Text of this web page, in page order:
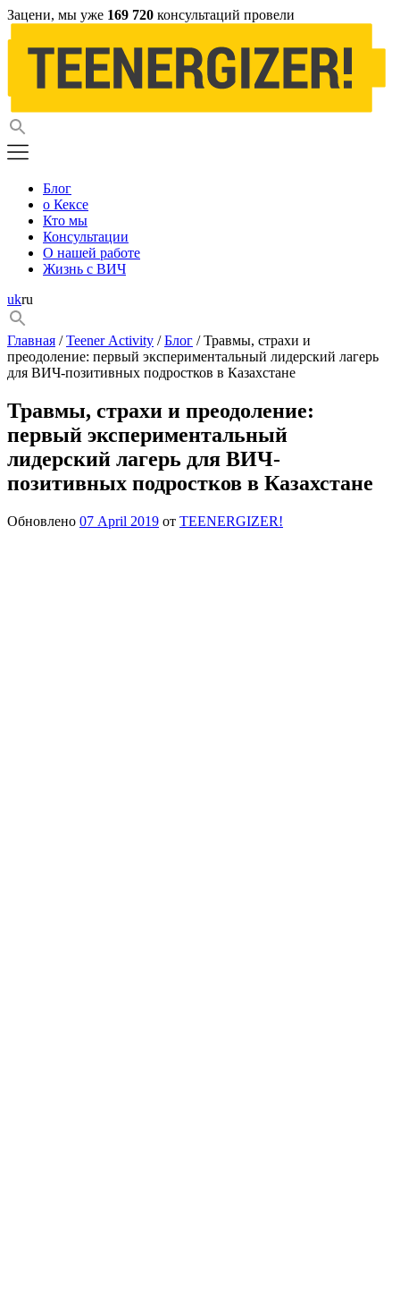
Зацени, мы уже 169 720 консультаций провели
Блог
о Кексе
Кто мы
Консультации
О нашей работе
Жизнь с ВИЧ
ukru
Главная /Teener Activity /Блог / Травмы, страхи и
преодоление: первый экспериментальный лидерский лагерь
для ВИЧ-позитивных подростков в Казахстане
Травмы, страхи и преодоление:
первый экспериментальный
лидерский лагерь для ВИЧ-
позитивных подростков в Казахстане
Обновлено 07 April 2019 от TEENERGIZER!